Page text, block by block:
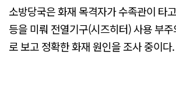
소방당국은 화재 목격자가 수족관이 타
등을 미뤄 전열기구(시즈히터) 사용 부
로 보고 정확한 화재 원인을 조사 중이다.